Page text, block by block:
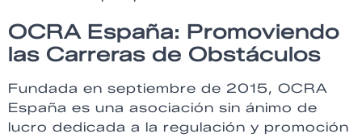
OCRA España: Promoviendo
las Carreras de Obstáculos
Fundada en septiembre de 2015, OCRA
España es una asociación sin ánimo de
lucro dedicada a la regulación y promoción